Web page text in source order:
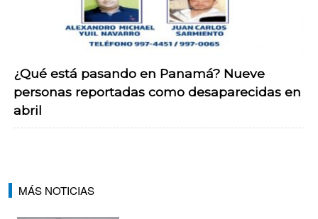
¿Qué está pasando en Panamá? Nueve
personas reportadas como desaparecidas en
abril
MÁS NOTICIAS